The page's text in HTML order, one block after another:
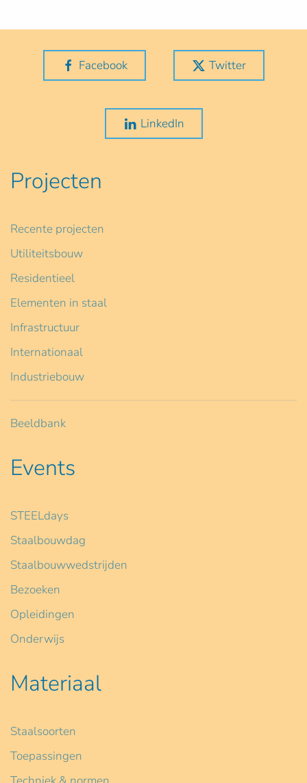
Facebook Twitter
LinkedIn
Projecten
Recente projecten
Utiliteitsbouw
Residentieel
Elementen in staal
Infrastructuur
Internationaal
Industriebouw
Beeldbank
Events
STEELdays
Staalbouwdag
Staalbouwwedstrijden
Bezoeken
Opleidingen
Onderwijs
Materiaal
Staalsoorten
Toepassingen